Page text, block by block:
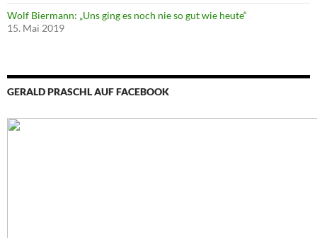
Wolf Biermann: „Uns ging es noch nie so gut wie heute“
15. Mai 2019
GERALD PRASCHL AUF FACEBOOK